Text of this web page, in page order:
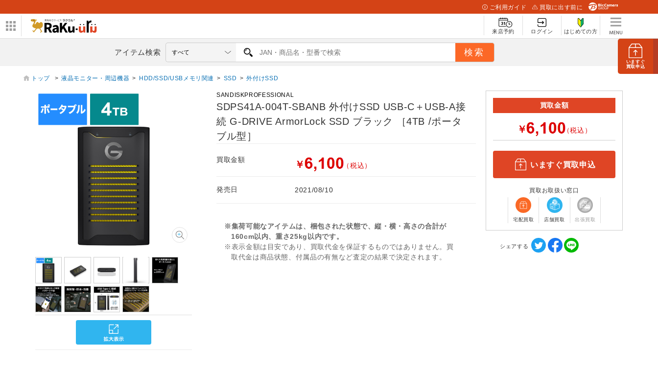
いますぐ
買取申込
ご利用ガイド 買取に出す前に
来店予約 ログイン はじめての方
アイテム検索
トップ > 液晶モニター・周辺機器 > HDD/SSD/USBメモリ関連 > SSD > 外付けSSD
SANDISKPROFESSIONAL
SDPS41A-004T-SBANB 外付けSSD USB-C＋USB-A接
続 G-DRIVE ArmorLock SSD ブラック ［4TB /ポータ
ブル型］
買取金額 ￥ （税込）
発売日 2021/08/10
※集荷可能なアイテムは、梱包された状態で、縦・横・高さの合計が
160cm以内、重さ25kg以内です。
※表示金額は目安であり、買取代金を保証するものではありません。買
取代金は商品状態、付属品の有無など査定の結果で決定されます。
買取金額
￥ （税込）
いますぐ買取申込
買取お取扱い窓口
宅配買取 店舗買取 出張買取
シェアする